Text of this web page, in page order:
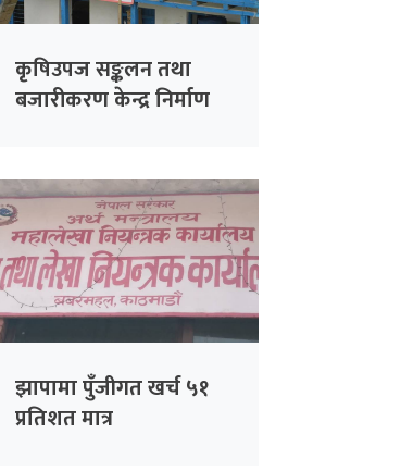
कृषिउपज सङ्कलन तथा
बजारीकरण केन्द्र निर्माण
झापामा पुँजीगत खर्च ५१
प्रतिशत मात्र